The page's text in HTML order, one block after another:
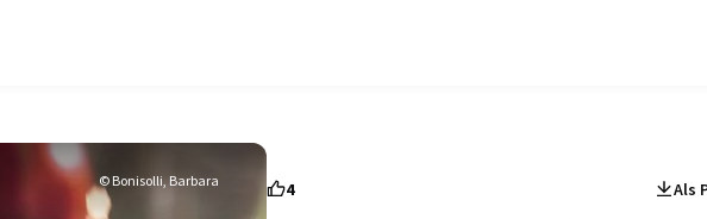
© Bonisolli, Barbara 4 Als